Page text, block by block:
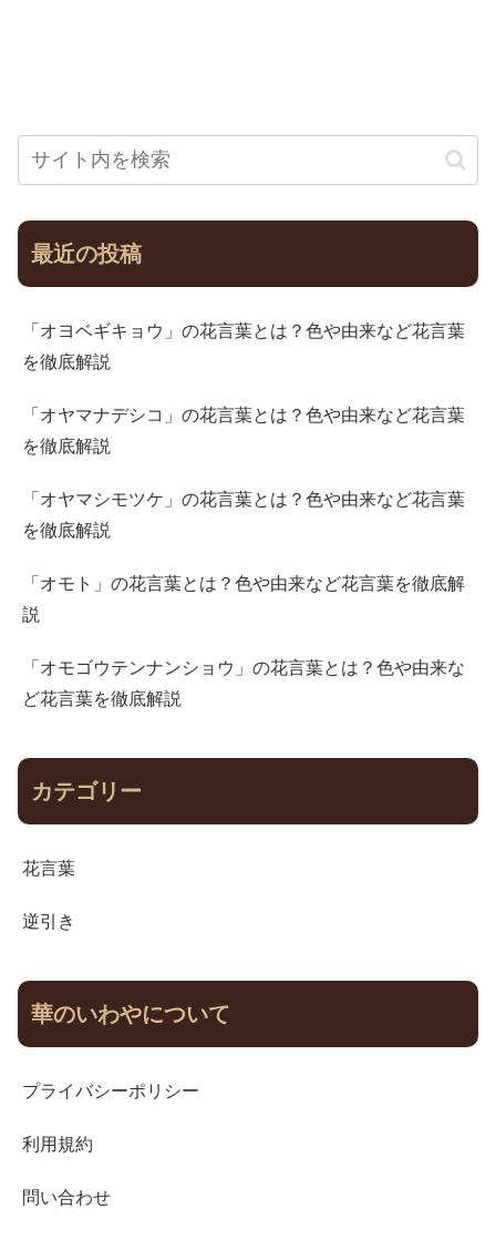
最近の投稿
「オヨベギキョウ」の花言葉とは？色や由来など花言葉
を徹底解説
「オヤマナデシコ」の花言葉とは？色や由来など花言葉
を徹底解説
「オヤマシモツケ」の花言葉とは？色や由来など花言葉
を徹底解説
「オモト」の花言葉とは？色や由来など花言葉を徹底解
説
「オモゴウテンナンショウ」の花言葉とは？色や由来な
ど花言葉を徹底解説
カテゴリー
花言葉
逆引き
華のいわやについて
プライバシーポリシー
利用規約
問い合わせ